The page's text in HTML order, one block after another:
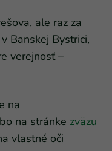
ale raz za
Banskej Bystrici,
verejnosť –
na
na stránke zväzu
vlastné oči